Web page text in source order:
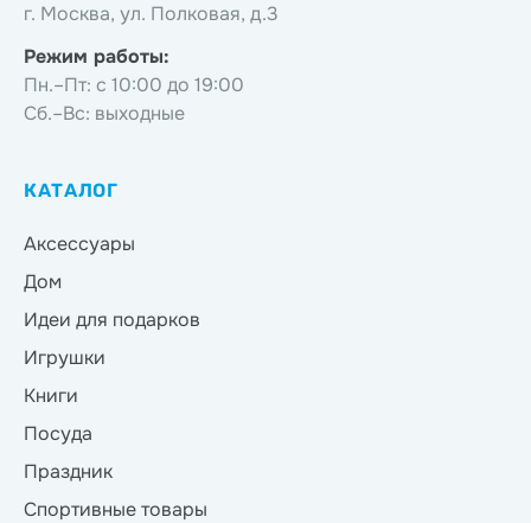
г. Москва, ул. Полковая, д.3
Режим работы:
Пн.–Пт: с 10:00 до 19:00
Сб.–Вс: выходные
КАТАЛОГ
Аксессуары
Дом
Идеи для подарков
Игрушки
Книги
Посуда
Праздник
Спортивные товары